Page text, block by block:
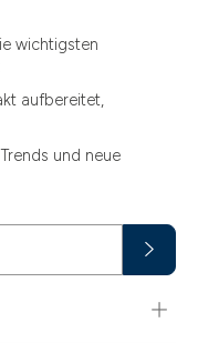
wichtigsten
aufbereitet,
und neue